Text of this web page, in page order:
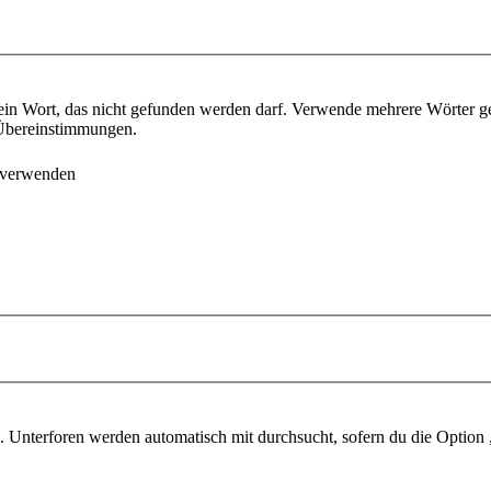
Wort, das nicht gefunden werden darf. Verwende mehrere Wörter
werden automatisch mit durchsucht, sofern du die